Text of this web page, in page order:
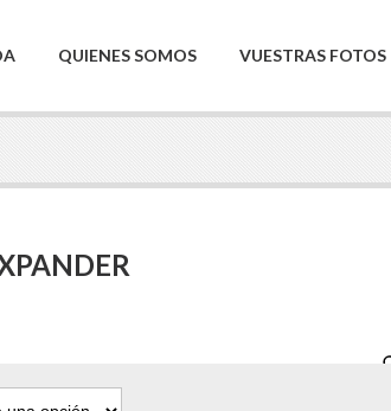
QUIENES SOMOS VUESTRAS FOTOS